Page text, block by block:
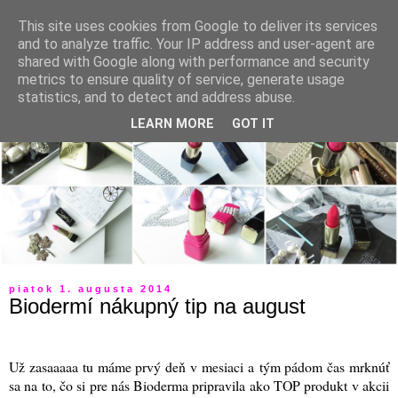
piatok 1. augusta 2014
Biodermí nákupný tip na august
Už zasaaaaa tu máme prvý deň v mesiaci a tým pádom čas mrknúť
sa na to, čo si pre nás Bioderma pripravila ako TOP produkt v akcii
This site uses cookies from Google to deliver its services
and to analyze traffic. Your IP address and user-agent are
shared with Google along with performance and security
metrics to ensure quality of service, generate usage
statistics, and to detect and address abuse.
LEARN MORE GOT IT